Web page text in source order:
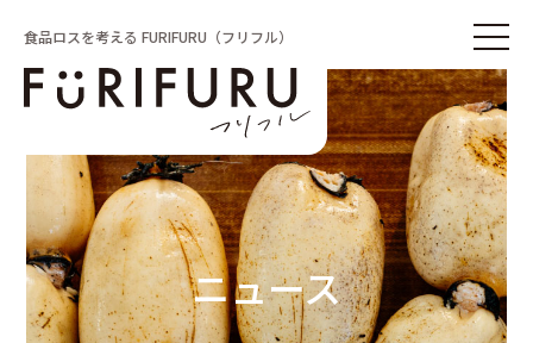
食品ロスを考える FURIFURU（フリフル）
ニュース